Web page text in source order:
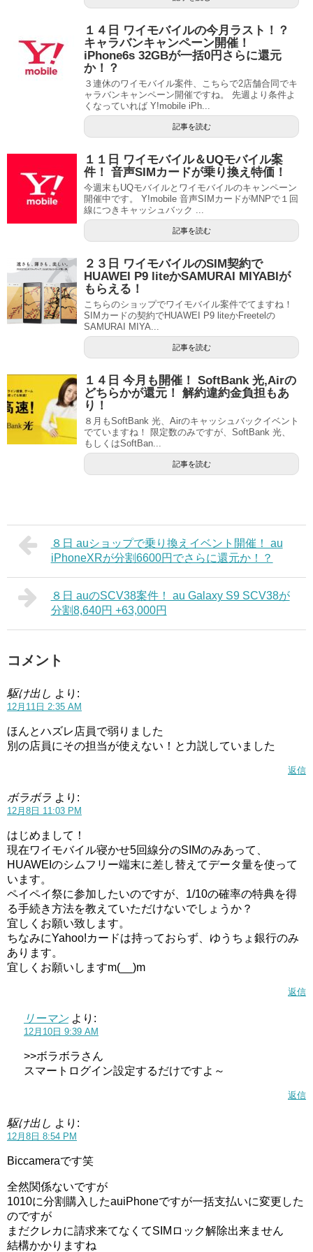
１４日 ワイモバイルの今月ラスト！？
キャラバンキャンペーン開催！
iPhone6s 32GBが一括0円さらに還元
か！？
３連休のワイモバイル案件、こちらで2店舗合同でキ
ャラバンキャンペーン開催ですね。 先週より条件よ
くなっていれば Y!mobile iPh...
記事を読む
１１日 ワイモバイル＆UQモバイル案
件！ 音声SIMカードが乗り換え特価！
今週末もUQモバイルとワイモバイルのキャンペーン
開催中です。 Y!mobile 音声SIMカードがMNPで１回
線につきキャッシュバック ...
記事を読む
２３日 ワイモバイルのSIM契約で
HUAWEI P9 liteかSAMURAI MIYABIが
もらえる！
こちらのショップでワイモバイル案件でてますね！
SIMカードの契約でHUAWEI P9 liteかFreetelの
SAMURAI MIYA...
記事を読む
１４日 今月も開催！ SoftBank 光,Airの
どちらかが還元！ 解約違約金負担もあ
り！
８月もSoftBank 光、Airのキャッシュバックイベント
でていますね！ 限定数のみですが、SoftBank 光、
もしくはSoftBan...
記事を読む
８日 auショップで乗り換えイベント開催！ au
iPhoneXRが分割6600円でさらに還元か！？
８日 auのSCV38案件！ au Galaxy S9 SCV38が
分割8,640円 +63,000円
コメント
駆け出し より:
12月11日 2:35 AM
ほんとハズレ店員で弱りました
別の店員にその担当が使えない！と力説していました
返信
ボラボラ より:
12月8日 11:03 PM
はじめまして！
現在ワイモバイル寝かせ5回線分のSIMのみあって、
HUAWEIのシムフリー端末に差し替えてデータ量を使って
います。
ペイペイ祭に参加したいのですが、1/10の確率の特典を得
る手続き方法を教えていただけないでしょうか？
宜しくお願い致します。
ちなみにYahoo!カードは持っておらず、ゆうちょ銀行のみ
あります。
宜しくお願いしますm(__)m
返信
リーマン より:
12月10日 9:39 AM
>>ボラボラさん
スマートログイン設定するだけですよ～
返信
駆け出し より:
12月8日 8:54 PM
Biccameraです笑
全然関係ないですが
1010に分割購入したauiPhoneですが一括支払いに変更した
のですが
まだクレカに請求来てなくてSIMロック解除出来ません
結構かかりますね